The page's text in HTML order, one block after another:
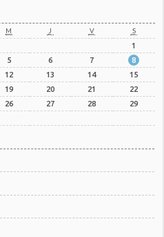
M J V S
1
5 6 7
8
12 13 14
15
19 20 21
22
26 27 28
29